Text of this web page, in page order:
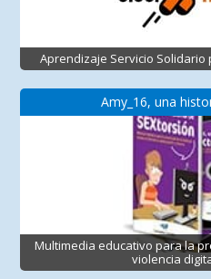
Aprendizaje Servicio Solidario
Amy_16, una
Multimedia educativo para la
violencia